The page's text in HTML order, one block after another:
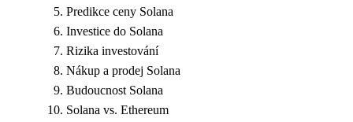
Predikce ceny Solana
Investice do Solana
Rizika investování
Nákup a prodej Solana
Budoucnost Solana
Solana vs. Ethereum